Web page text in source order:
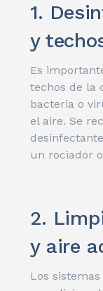
1.
y
Es
techos de la
bacteria o
el aire. Se
un rociador
2.
y aire
Los